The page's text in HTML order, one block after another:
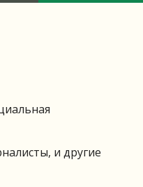
и другие